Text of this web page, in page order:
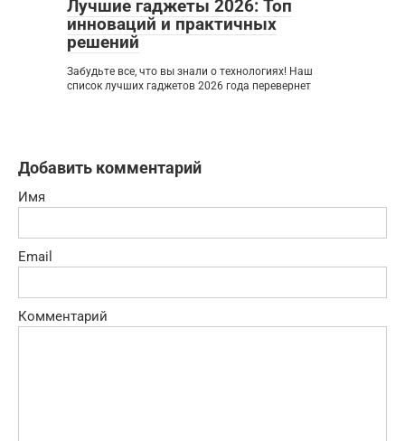
Лучшие гаджеты 2026: Топ
инноваций и практичных
решений
Забудьте все, что вы знали о технологиях! Наш
список лучших гаджетов 2026 года перевернет
Добавить комментарий
Имя
Email
Комментарий